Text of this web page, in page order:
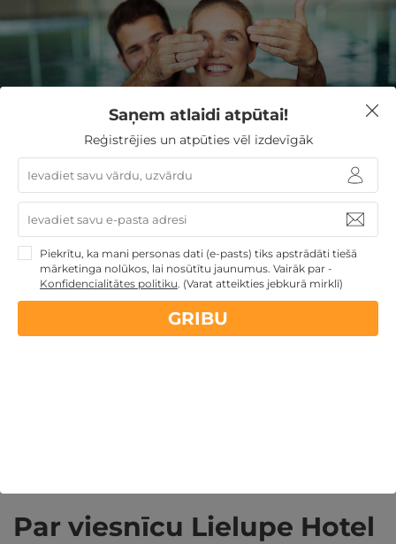
REĢISTRĒJIETIES JAUNUMU
SAŅEMŠANAI
Reģistrējoties Jūs piekrītat saņemt īpašos atpūtas
piedāvājumus un jaunumus.
Par viesnīcu Lielupe Hotel
Saņem atlaidi atpūtai!
Reģistrējies un atpūties vēl izdevīgāk
Piekrītu, ka mani personas dati (e-pasts) tiks apstrādāti tiešā
mārketinga nolūkos, lai nosūtītu jaunumus. Vairāk par -
Konfidencialitātes politiku. (Varat atteikties jebkurā mirklī)
GRIBU